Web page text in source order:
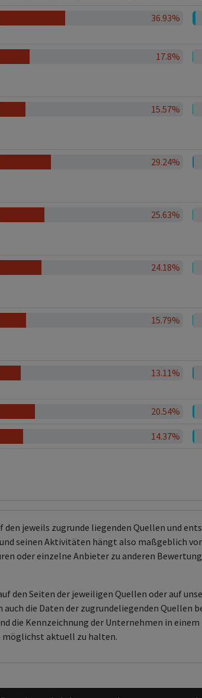
36.93%
17.8%
15.57%
29.24%
25.63%
24.18%
15.79%
13.11%
20.54%
14.37%
jeweils zugrunde liegenden Quellen und
seinen Aktivitäten hängt also maßgeblich
oder einzelne Anbieter zu anderen
den Seiten der jeweiligen Quellen oder auf
auch die Daten der zugrundeliegenden
die Kennzeichnung der Unternehmen in
möglichst aktuell zu halten.